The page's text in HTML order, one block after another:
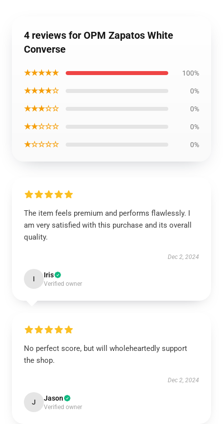
4 reviews for OPM Zapatos White
Converse
★★★★★ 100%
★★★★☆ 0%
★★★☆☆ 0%
★★☆☆☆ 0%
★☆☆☆☆ 0%
The item feels premium and performs flawlessly. I
am very satisfied with this purchase and its overall
quality.
Dec 2, 2024
I Iris
Verified owner
No perfect score, but will wholeheartedly support
the shop.
Dec 2, 2024
J Jason
Verified owner